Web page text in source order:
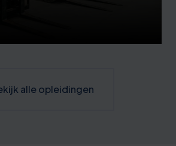
alle opleidingen